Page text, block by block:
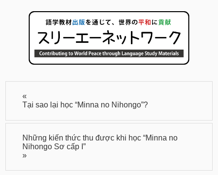
«
Tại sao lại học “Minna no Nihongo”?
Những kiến thức thu được khi học “Minna no
Nihongo Sơ cấp I”
»